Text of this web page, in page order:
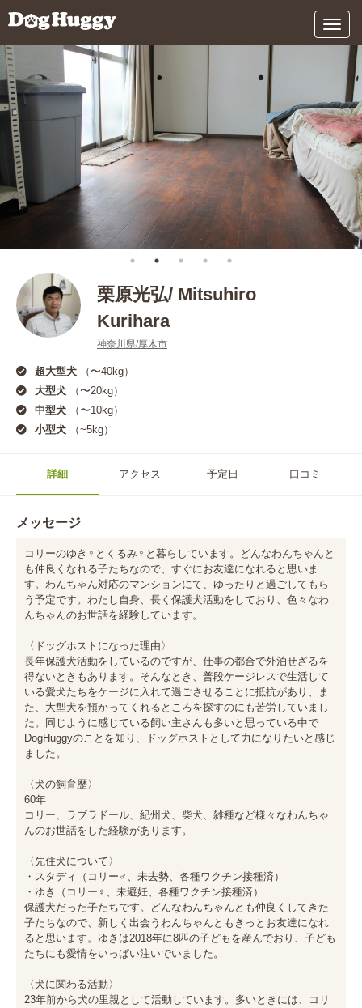
メ
ニ
栗原光弘/ Mitsuhiro
Kurihara
神奈川県/厚木市
超大型犬
（〜40kg）
大型犬
（〜20kg）
中型犬
（〜10kg）
小型犬
（~5kg）
詳細 アクセス 予定日 口コミ
メッセージ
コリーのゆき♀とくるみ♀と暮らしています。どんなわんちゃんと
も仲良くなれる子たちなので、すぐにお友達になれると思いま
す。わんちゃん対応のマンションにて、ゆったりと過ごしてもら
う予定です。わたし自身、長く保護犬活動をしており、色々なわ
んちゃんのお世話を経験しています。
〈ドッグホストになった理由〉
長年保護犬活動をしているのですが、仕事の都合で外泊せざるを
得ないときもあります。そんなとき、普段ケージレスで生活して
いる愛犬たちをケージに入れて過ごさせることに抵抗があり、ま
た、大型犬を預かってくれるところを探すのにも苦労していまし
た。同じように感じている飼い主さんも多いと思っている中で
DogHuggyのことを知り、ドッグホストとして力になりたいと感じ
ました。
〈犬の飼育歴〉
60年
コリー、ラブラドール、紀州犬、柴犬、雑種など様々なわんちゃ
んのお世話をした経験があります。
〈先住犬について〉
・スタディ（コリー♂、未去勢、各種ワクチン接種済）
・ゆき（コリー♀、未避妊、各種ワクチン接種済）
保護犬だった子たちです。どんなわんちゃんとも仲良くしてきた
子たちなので、新しく出会うわんちゃんともきっとお友達になれ
ると思います。ゆきは2018年に8匹の子どもを産んでおり、子ども
たちにも愛情をいっぱい注いでいました。
〈犬に関わる活動〉
23年前から犬の里親として活動しています。多いときには、コリ